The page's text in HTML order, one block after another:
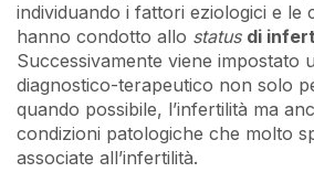
individuando i fattori eziologici e le
hanno condotto allo status di
Successivamente viene impostato
diagnostico-terapeutico non solo
quando possibile, l’infertilità ma
condizioni patologiche che molto
associate all’infertilità.